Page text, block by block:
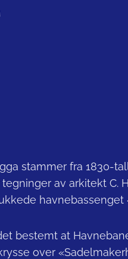
stammer fra 1830-
av arkitekt C.
havnebassenget
bestemt at
over